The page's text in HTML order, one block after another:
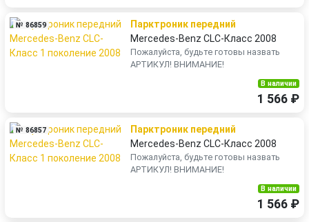
№ 86859
Парктроник передний
Mercedes-Benz CLC-Класс 2008
Пожалуйста, будьте готовы назвать
АРТИКУЛ! ВНИМАНИЕ!
В наличии
1 566 ₽
№ 86857
Парктроник передний
Mercedes-Benz CLC-Класс 2008
Пожалуйста, будьте готовы назвать
АРТИКУЛ! ВНИМАНИЕ!
В наличии
1 566 ₽